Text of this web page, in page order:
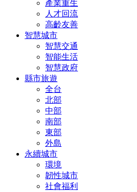
產業重生
人才回流
高齡友善
智慧城市
智慧交通
智能生活
智慧政府
縣市旅遊
全台
北部
中部
南部
東部
外島
永續城市
環境
韌性城市
社會福利